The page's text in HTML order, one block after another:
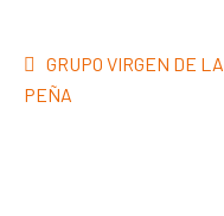
Navegación
de
Anterior:
GRUPO VIRGEN DE LA
PEÑA